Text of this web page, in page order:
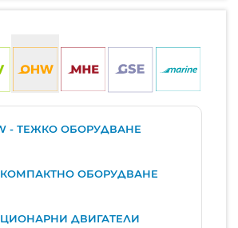
- ТЕЖКО ОБОРУДВАНЕ
КОМПАКТНО ОБОРУДВАНЕ
ДВИГАТЕЛИ